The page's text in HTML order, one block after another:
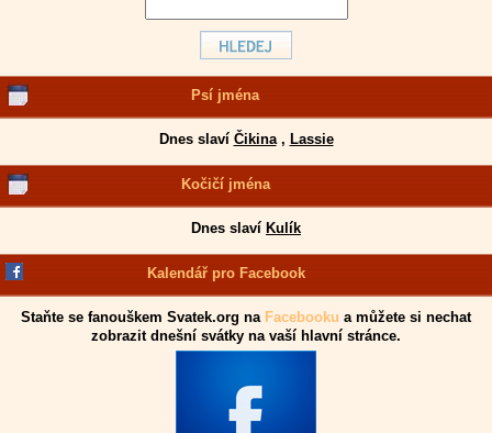
Psí jména
Dnes slaví Čikina, Lassie
Kočičí jména
Dnes slaví Kulík
Kalendář pro Facebook
Staňte se fanouškem Svatek.org na Facebooku a můžete si nechat
zobrazit dnešní svátky na vaší hlavní stránce.